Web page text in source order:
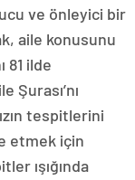
ve önleyici bir
aile konusunu
81 ilde
Şurası’nı
tespitlerini
etmek için
ışığında